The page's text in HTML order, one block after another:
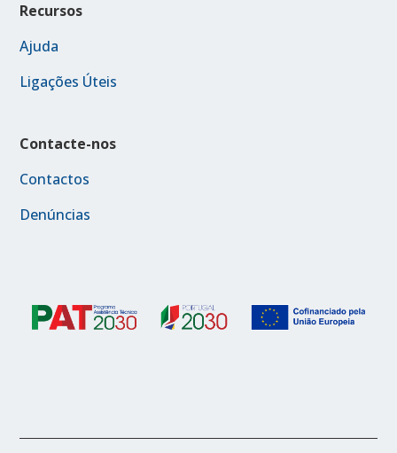
Recursos
Ajuda
Ligações Úteis
Contacte-nos
Contactos
Denúncias